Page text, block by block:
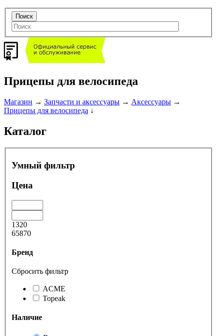
Прицепы для велосипеда
Магазин → Запчасти и аксессуары → Аксессуары →
Прицепы для велосипеда ↓
Каталог
Умный фильтр
Цена
1320
65870
Бренд
Сбросить фильтр
ACME
Topeak
Наличие